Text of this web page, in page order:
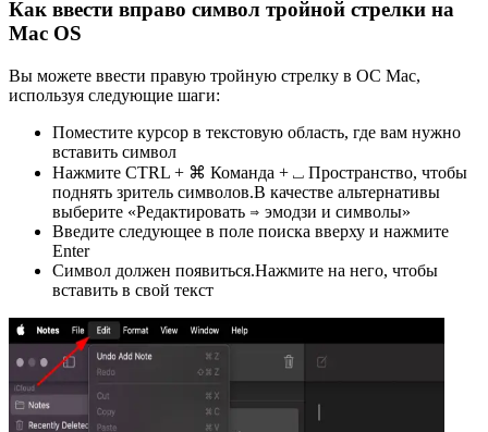
Как ввести вправо символ тройной стрелки на
Mac OS
Вы можете ввести правую тройную стрелку в ОС Mac,
используя следующие шаги:
Поместите курсор в текстовую область, где вам нужно
вставить символ
Нажмите CTRL + ⌘ Команда + ⎵ Пространство, чтобы
поднять зритель символов.В качестве альтернативы
выберите «Редактировать ⇒ эмодзи и символы»
Введите следующее в поле поиска вверху и нажмите
Enter
Символ должен появиться.Нажмите на него, чтобы
вставить в свой текст